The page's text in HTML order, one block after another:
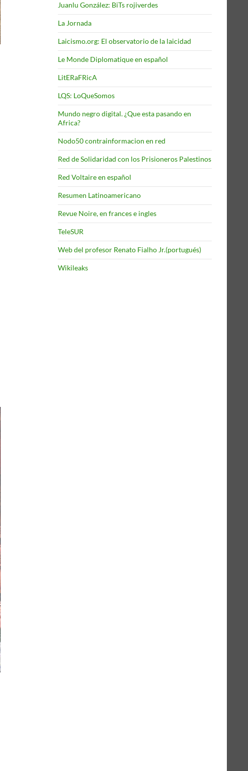
Juanlu González: BiTs rojiverdes
La Jornada
Laicismo.org: El observatorio de la laicidad
Le Monde Diplomatique en español
LitERaFRicA
LQS: LoQueSomos
Mundo negro digital. ¿Que esta pasando en
Africa?
Nodo50 contrainformacion en red
Red de Solidaridad con los Prisioneros Palestinos
Red Voltaire en español
Resumen Latinoamericano
Revue Noire, en frances e ingles
TeleSUR
Web del profesor Renato Fialho Jr.(portugués)
Wikileaks